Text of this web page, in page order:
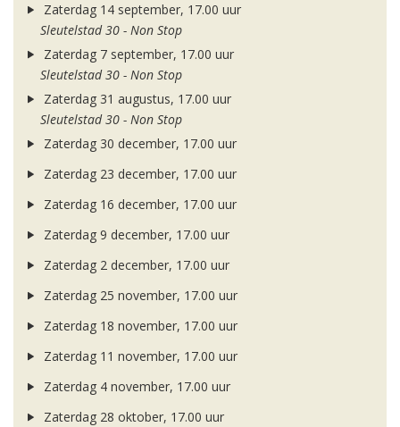
Zaterdag 14 september, 17.00 uur
Sleutelstad 30 - Non Stop
Zaterdag 7 september, 17.00 uur
Sleutelstad 30 - Non Stop
Zaterdag 31 augustus, 17.00 uur
Sleutelstad 30 - Non Stop
Zaterdag 30 december, 17.00 uur
Zaterdag 23 december, 17.00 uur
Zaterdag 16 december, 17.00 uur
Zaterdag 9 december, 17.00 uur
Zaterdag 2 december, 17.00 uur
Zaterdag 25 november, 17.00 uur
Zaterdag 18 november, 17.00 uur
Zaterdag 11 november, 17.00 uur
Zaterdag 4 november, 17.00 uur
Zaterdag 28 oktober, 17.00 uur